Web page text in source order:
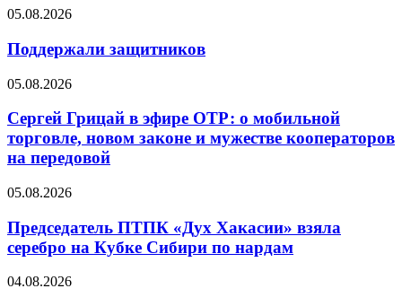
05.08.2026
Поддержали защитников
05.08.2026
Сергей Грицай в эфире ОТР: о мобильной
торговле, новом законе и мужестве кооператоров
на передовой
05.08.2026
Председатель ПТПК «Дух Хакасии» взяла
серебро на Кубке Сибири по нардам
04.08.2026